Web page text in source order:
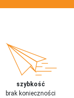
szybkość
brak konieczności